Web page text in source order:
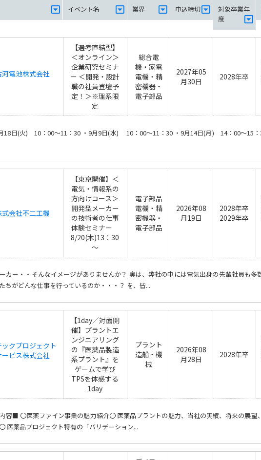
イベント名 業界 申込締切
対象卒業年
度
河電池株式会社
【選考直結型】
＜オンライン＞
企業研究セミナ
ー ＜開発・設計
職の社員登壇予
定！＞※理系限
定
総合電
機・家電
電機・精
密機器・
電子部品
2027年05
月30日
2028年卒
18日(火) 10：00～11：30 ・9月9日(水) 10：00～11：30 ・9月14日(月) 14：00～
式会社不二工機
【東京開催】＜
電気・情報系の
方向けコース＞
開発型メーカー
の技術者の仕事
体験セミナー
8/20(木)13：30
～
電子部品
電機・精
密機器・
電子部品
2026年08
月19日
2028年卒
2029年卒
カー・・そんなイメージがありませんか？ 実は、弊社の中には電気出身の先輩社員も多
ちがどんな仕事を行っているのか・・・？ を、皆...
ックプロジェクト
ービス株式会社
【1day／対面開
催】プラントエ
ンジニアリング
の『医薬品製造
系プラント』を
ゲームで学び
TPSを体感する
1day
プラント
造船・機
械
2026年08
月28日
2028年卒
容■ 〇医薬ファイン事業の魅力紹介〇 医薬品プラントの魅力、当社の実績、将来の展望
医薬品プロジェクト特有の「バリデーション...